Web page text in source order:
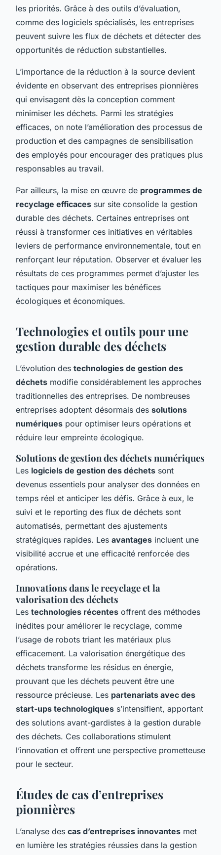
les priorités. Grâce à des outils d’évaluation,
comme des logiciels spécialisés, les entreprises
peuvent suivre les flux de déchets et détecter des
opportunités de réduction substantielles.
L’importance de la réduction à la source devient
évidente en observant des entreprises pionnières
qui envisagent dès la conception comment
minimiser les déchets. Parmi les stratégies
efficaces, on note l’amélioration des processus de
production et des campagnes de sensibilisation
des employés pour encourager des pratiques plus
responsables au travail.
Par ailleurs, la mise en œuvre de programmes de
recyclage efficaces sur site consolide la gestion
durable des déchets. Certaines entreprises ont
réussi à transformer ces initiatives en véritables
leviers de performance environnementale, tout en
renforçant leur réputation. Observer et évaluer les
résultats de ces programmes permet d’ajuster les
tactiques pour maximiser les bénéfices
écologiques et économiques.
Technologies et outils pour une
gestion durable des déchets
L’évolution des technologies de gestion des
déchets modifie considérablement les approches
traditionnelles des entreprises. De nombreuses
entreprises adoptent désormais des solutions
numériques pour optimiser leurs opérations et
réduire leur empreinte écologique.
Solutions de gestion des déchets numériques
Les logiciels de gestion des déchets sont
devenus essentiels pour analyser des données en
temps réel et anticiper les défis. Grâce à eux, le
suivi et le reporting des flux de déchets sont
automatisés, permettant des ajustements
stratégiques rapides. Les avantages incluent une
visibilité accrue et une efficacité renforcée des
opérations.
Innovations dans le recyclage et la
valorisation des déchets
Les technologies récentes offrent des méthodes
inédites pour améliorer le recyclage, comme
l’usage de robots triant les matériaux plus
efficacement. La valorisation énergétique des
déchets transforme les résidus en énergie,
prouvant que les déchets peuvent être une
ressource précieuse. Les partenariats avec des
start-ups technologiques s’intensifient, apportant
des solutions avant-gardistes à la gestion durable
des déchets. Ces collaborations stimulent
l’innovation et offrent une perspective prometteuse
pour le secteur.
Études de cas d’entreprises
pionnières
L’analyse des cas d’entreprises innovantes met
en lumière les stratégies réussies dans la gestion